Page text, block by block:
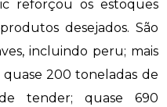
reforçou os estoques
desejados. São
incluindo peru; mais
200 toneladas de
tender; quase 690